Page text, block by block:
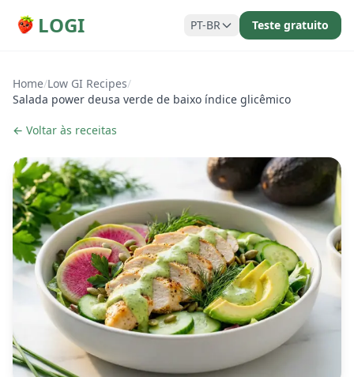
LOGI PT-BR Teste gratuito
Home/Low GI Recipes/
Salada power deusa verde de baixo índice glicêmico
← Voltar às receitas